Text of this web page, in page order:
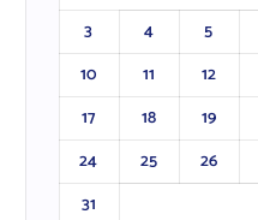
3
4 5
10
11 12
17
18 19
24
25 26
31